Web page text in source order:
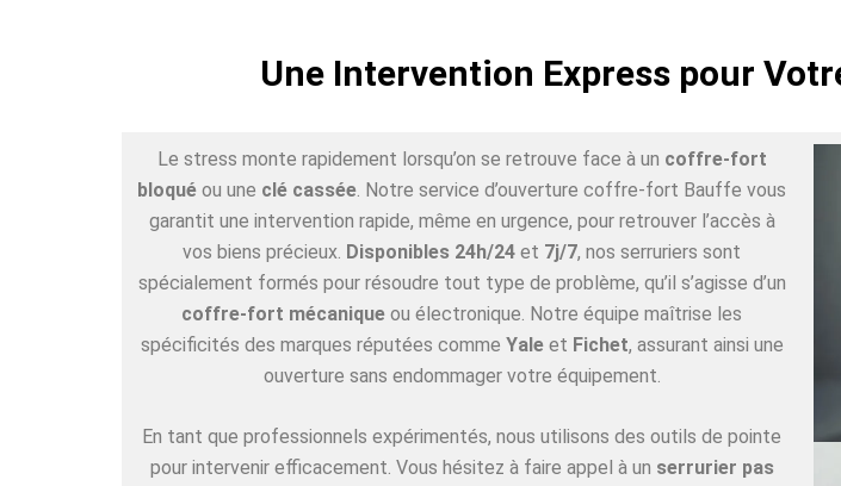
Une Intervention Express pour
Le stress monte rapidement lorsqu’on se retrouve face à un coffre-fort
bloqué ou une clé cassée . Notre service d’ouverture coffre-fort Bauffe vous
garantit une intervention rapide, même en urgence, pour retrouver l’accès à
vos biens précieux. Disponibles 24h/24 et 7j/7, nos serruriers sont
spécialement formés pour résoudre tout type de problème, qu’il s’agisse d’un
coffre-fort mécanique ou électronique. Notre équipe maîtrise les
spécificités des marques réputées comme Yaleet Fichet, assurant ainsi une
ouverture sans endommager votre équipement.
En tant que professionnels expérimentés, nous utilisons des outils de pointe
pour intervenir efficacement. Vous hésitez à faire appel à un serrurier pas